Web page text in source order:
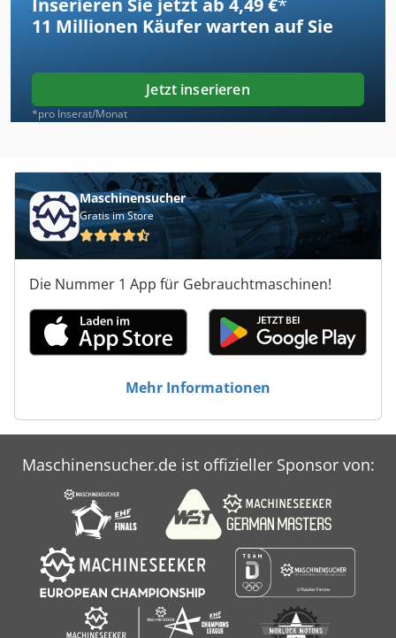
Inserieren Sie jetzt ab 4,49 €*
11 Millionen Käufer warten auf Sie
Jetzt inserieren
*pro Inserat/Monat
Maschinensucher
Gratis im Store
Die Nummer 1 App für Gebrauchtmaschinen!
Mehr Informationen
Maschinensucher.de ist offizieller Sponsor von: